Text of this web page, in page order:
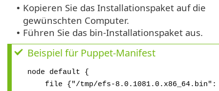
• Kopieren Sie das Installationspaket auf die
gewünschten Computer.
• Führen Sie das bin-Installationspaket aus.
Beispiel für Puppet-Manifest
node default {
file {"/tmp/efs-8.0.1081.0.x86_64.bin":